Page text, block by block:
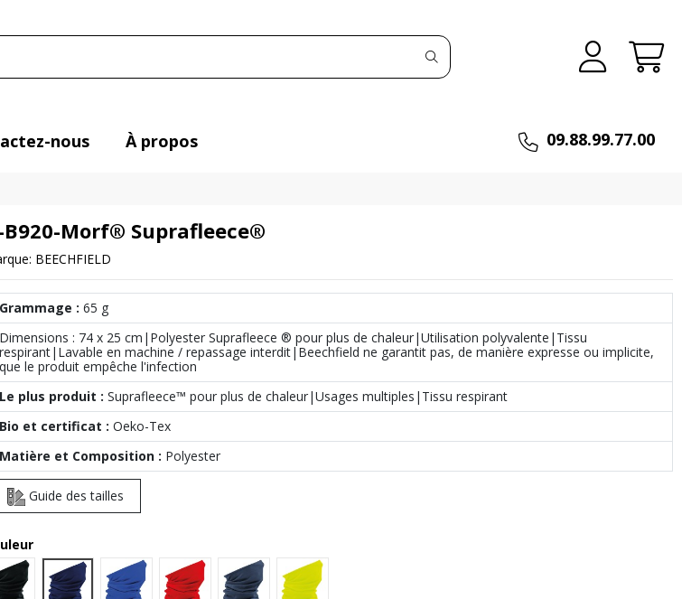
nous À propos 09.88.99.77.00
B920-Morf® Suprafleece®
BEECHFIELD
Grammage : 65 g
Dimensions : 74 x 25 cm|Polyester Suprafleece ® pour plus de chaleur|Utilisation polyvalente|Tissu
respirant|Lavable en machine / repassage interdit|Beechfield ne garantit pas, de manière expresse ou implicite,
que le produit empêche l'infection
Le plus produit : Suprafleece™ pour plus de chaleur|Usages multiples|Tissu respirant
Bio et certificat : Oeko-Tex
Matière et Composition : Polyester
Guide des tailles
Black
French Navy
Bright RoyalClassic RedGraphite GreyFluorescent Yellow